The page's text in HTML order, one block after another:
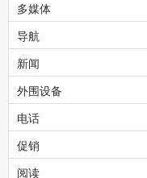
多媒体
导航
新闻
外围设备
电话
促销
阅读